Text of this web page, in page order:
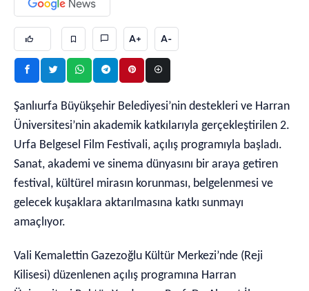
A+ A-
Şanlıurfa Büyükşehir Belediyesi’nin destekleri ve Harran
Üniversitesi’nin akademik katkılarıyla gerçekleştirilen 2.
Urfa Belgesel Film Festivali, açılış programıyla başladı.
Sanat, akademi ve sinema dünyasını bir araya getiren
festival, kültürel mirasın korunması, belgelenmesi ve
gelecek kuşaklara aktarılmasına katkı sunmayı
amaçlıyor.
Vali Kemalettin Gazezoğlu Kültür Merkezi’nde (Reji
Kilisesi) düzenlenen açılış programına Harran